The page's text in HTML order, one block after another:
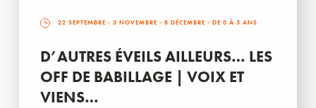
22 SEPTEMBRE - 3 NOVEMBRE - 8 DÉCEMBRE - DE 0 À 3 ANS
D’AUTRES ÉVEILS AILLEURS… LES
OFF DE BABILLAGE | VOIX ET
VIENS…